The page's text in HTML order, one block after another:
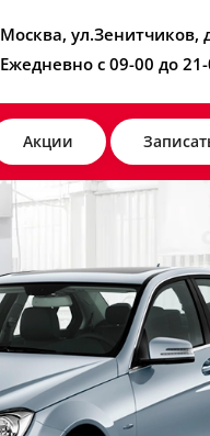
Москва, ул.Зенитчиков,
Ежедневно с 09-00 до
Акции